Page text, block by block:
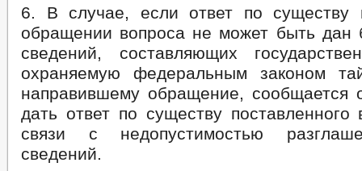
6. В случае, если ответ по существу
обращении вопроса не может быть дан
сведений, составляющих
охраняемую федеральным законом
направившему обращение, сообщается
дать ответ по существу
связи с недопустимостью
сведений.